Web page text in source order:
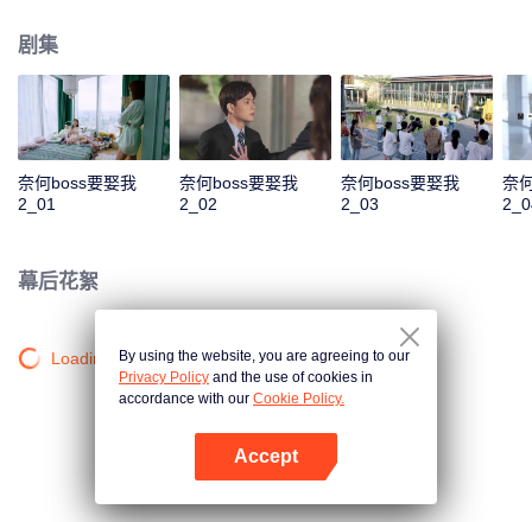
剧集
奈何boss要娶我
2_01
奈何boss要娶我
2_02
奈何boss要娶我
2_03
奈
幕后花絮
Loading…By using the website, you are agreeing to our
Privacy Policy and the use of cookies in
accordance with our Cookie Policy.
Accept